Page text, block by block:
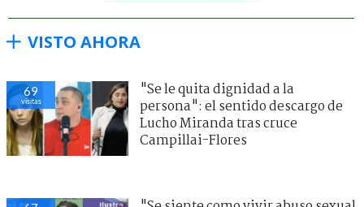
VISTO AHORA
69
visitas
"Se le quita dignidad a la
persona": el sentido descargo de
Lucho Miranda tras cruce
Campillai-Flores